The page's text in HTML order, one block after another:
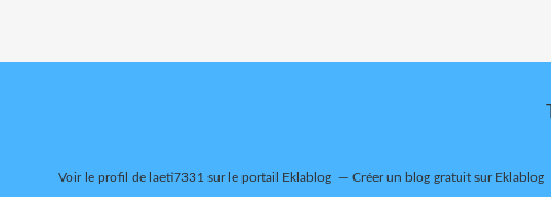
Voir le profil de laeti7331 sur le portail Eklablog Créer un blog gratuit sur Eklablog